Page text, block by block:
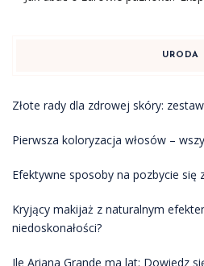
URODA
Złote rady dla zdrowej skóry:
Pierwsza koloryzacja włosów –
Efektywne sposoby na pozbycie
Kryjący makijaż z naturalnym
niedoskonałości?
Ile Ariana Grande ma lat: Dowiedz